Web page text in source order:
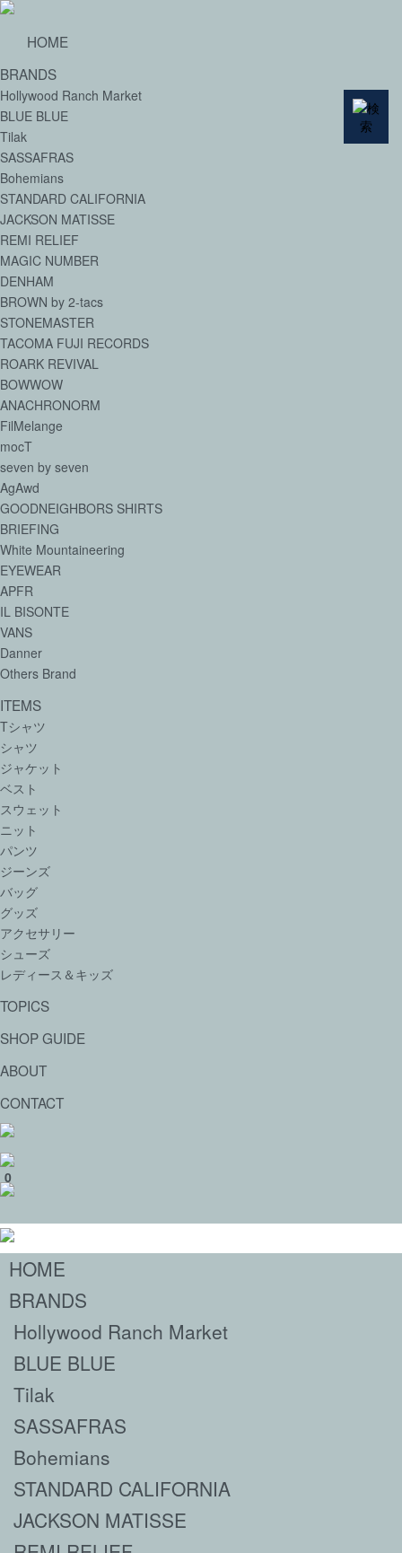
HOME
BRANDS
Hollywood Ranch Market
BLUE BLUE
Tilak
SASSAFRAS
Bohemians
STANDARD CALIFORNIA
JACKSON MATISSE
REMI RELIEF
MAGIC NUMBER
DENHAM
BROWN by 2-tacs
STONEMASTER
TACOMA FUJI RECORDS
ROARK REVIVAL
BOWWOW
ANACHRONORM
FilMelange
mocT
seven by seven
AgAwd
GOODNEIGHBORS SHIRTS
BRIEFING
White Mountaineering
EYEWEAR
APFR
IL BISONTE
VANS
Danner
Others Brand
ITEMS
Tシャツ
シャツ
ジャケット
ベスト
スウェット
ニット
パンツ
ジーンズ
バッグ
グッズ
アクセサリー
シューズ
レディース＆キッズ
TOPICS
SHOP GUIDE
ABOUT
CONTACT
0
HOME
BRANDS
Hollywood Ranch Market
BLUE BLUE
Tilak
SASSAFRAS
Bohemians
STANDARD CALIFORNIA
JACKSON MATISSE